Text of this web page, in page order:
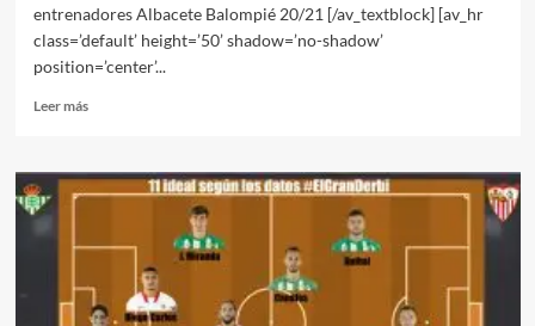
entrenadores Albacete Balompié 20/21 [/av_textblock] [av_hr
class=’default’ height=’50’ shadow=’no-shadow’
position=’center’...
Leer másLeer
Comparativa
entrenadores